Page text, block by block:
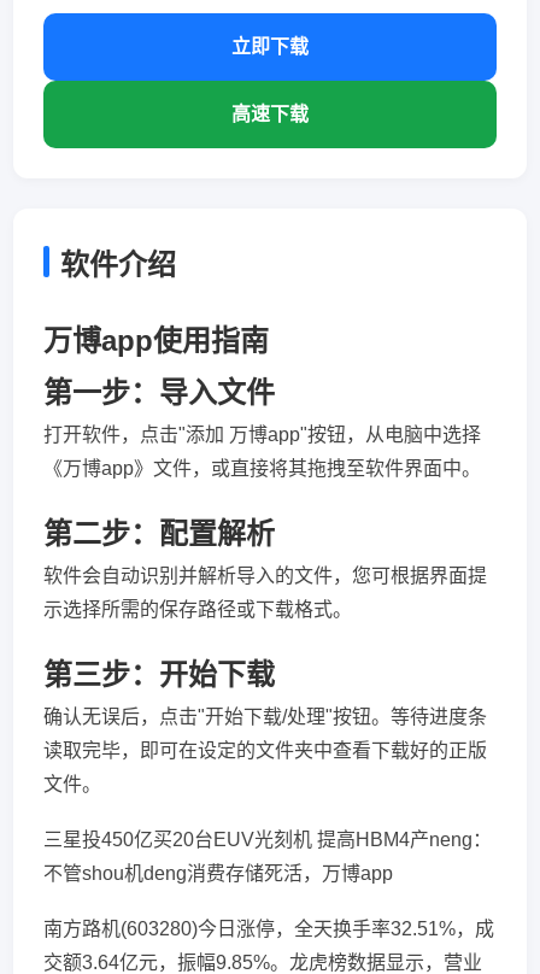
立即下载
高速下载
软件介绍
万博app使用指南
第一步：导入文件
打开软件，点击"添加 万博app"按钮，从电脑中选择
《万博app》文件，或直接将其拖拽至软件界面中。
第二步：配置解析
软件会自动识别并解析导入的文件，您可根据界面提
示选择所需的保存路径或下载格式。
第三步：开始下载
确认无误后，点击"开始下载/处理"按钮。等待进度条
读取完毕，即可在设定的文件夹中查看下载好的正版
文件。
三星投450亿买20台EUV光刻机 提高HBM4产neng：
不管shou机deng消费存储死活，万博app
南方路机(603280)今日涨停，全天换手率32.51%，成
交额3.64亿元，振幅9.85%。龙虎榜数据显示，营业